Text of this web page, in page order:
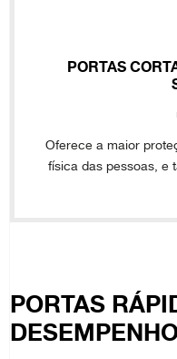
PORTAS
Oferece a maior
física das pessoas, e
PORTAS